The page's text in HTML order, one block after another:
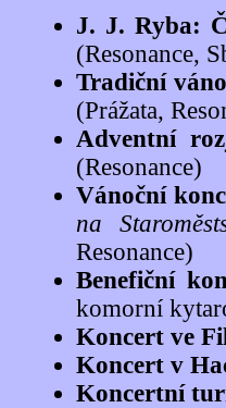
J. J. Ryba:
(Resonance,
Tradiční
(Prážata,
Adventní
(Resonance)
Vánoční
na
Resonance)
Benefiční
komorní
Koncert ve
Koncert v
Koncertní